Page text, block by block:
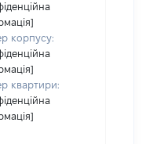
корпусу:
квартири: